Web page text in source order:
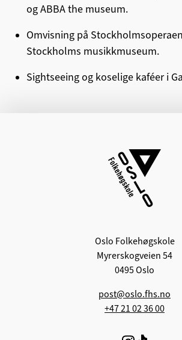
og ABBA the museum.
Omvisning på
Stockholms musikkmuseum.
Sightseeing og koselige kaféer i
Oslo Folkehøgskole
Myrerskogveien 54
0495 Oslo
post@oslo.fhs.no
+47 21 02 36 00